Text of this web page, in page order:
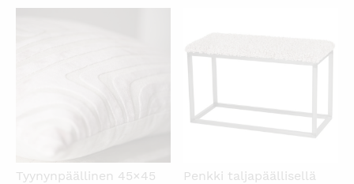
Tyynynpäällinen 45×45
Penkki taljapäällisellä